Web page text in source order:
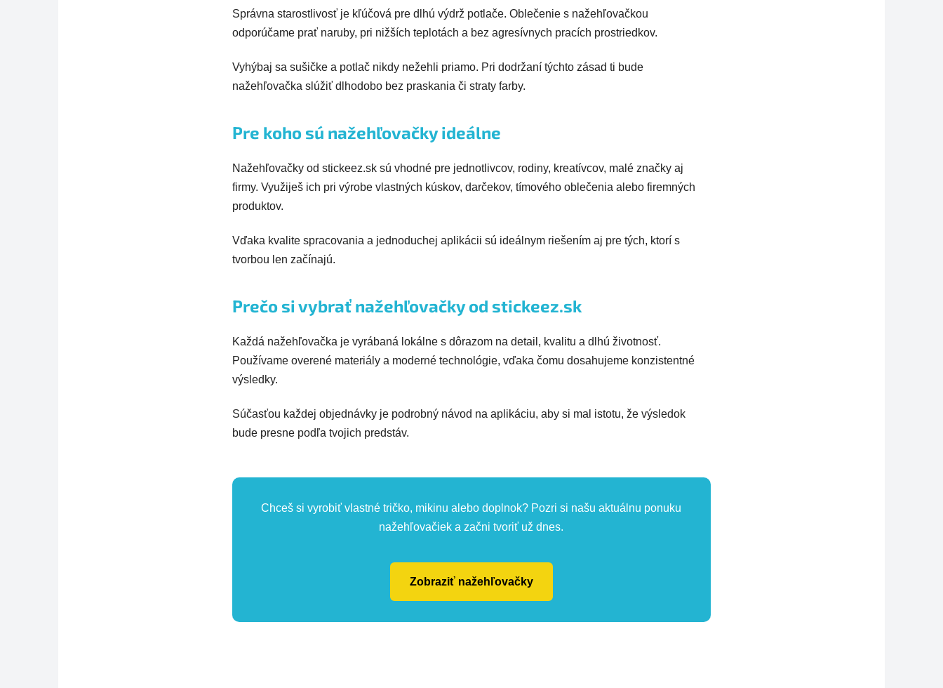
Správna starostlivosť je kľúčová pre dlhú výdrž potlače. Oblečenie s nažehľovačkou
odporúčame prať naruby, pri nižších teplotách a bez agresívnych pracích prostriedkov.
Vyhýbaj sa sušičke a potlač nikdy nežehli priamo. Pri dodržaní týchto zásad ti bude
nažehľovačka slúžiť dlhodobo bez praskania či straty farby.
Pre koho sú nažehľovačky ideálne
Nažehľovačky od stickeez.sk sú vhodné pre jednotlivcov, rodiny, kreatívcov, malé značky aj
firmy. Využiješ ich pri výrobe vlastných kúskov, darčekov, tímového oblečenia alebo firemných
produktov.
Vďaka kvalite spracovania a jednoduchej aplikácii sú ideálnym riešením aj pre tých, ktorí s
tvorbou len začínajú.
Prečo si vybrať nažehľovačky od stickeez.sk
Každá nažehľovačka je vyrábaná lokálne s dôrazom na detail, kvalitu a dlhú životnosť.
Používame overené materiály a moderné technológie, vďaka čomu dosahujeme konzistentné
výsledky.
Súčasťou každej objednávky je podrobný návod na aplikáciu, aby si mal istotu, že výsledok
bude presne podľa tvojich predstáv.
Chceš si vyrobiť vlastné tričko, mikinu alebo doplnok? Pozri si našu aktuálnu ponuku
nažehľovačiek a začni tvoriť už dnes.
Zobraziť nažehľovačky